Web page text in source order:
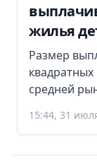
жилья
Размер
средней
15:44, 31